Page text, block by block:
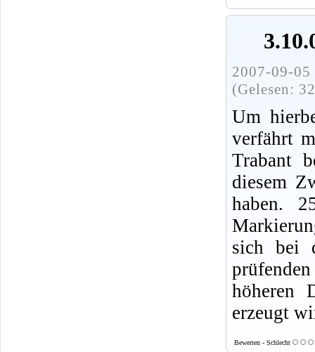
2007-09-
(Gelesen:
Um
verfährt
Trabant
diesem
haben.
sich bei
höheren
erzeugt
Bewerten - Schlecht